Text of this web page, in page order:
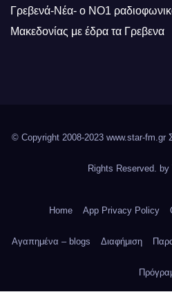
Γρεβενά-Νέα- ο ΝΟ1
Μακεδονίας με έδρα τα Γρεβενα
© Copyright 2008-2023 www.star-fm.gr
Rights Reserved. by
Home App Privacy Policy
Αγαπημένα – blogs Διαφήμιση